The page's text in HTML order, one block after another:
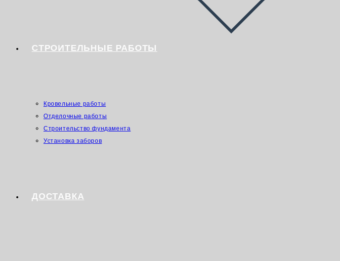
СТРОИТЕЛЬНЫЕ РАБОТЫ
Кровельные работы
Отделочные работы
Строительство фундамента
Установка заборов
ДОСТАВКА